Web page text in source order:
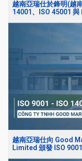
越南亞瑞仕於鋒明(越
14001、ISO 45001
越南亞瑞仕向 Good
Limited 頒發 ISO